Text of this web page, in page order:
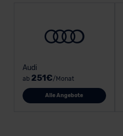
Audi
ab 251€/Monat
Alle Angebote